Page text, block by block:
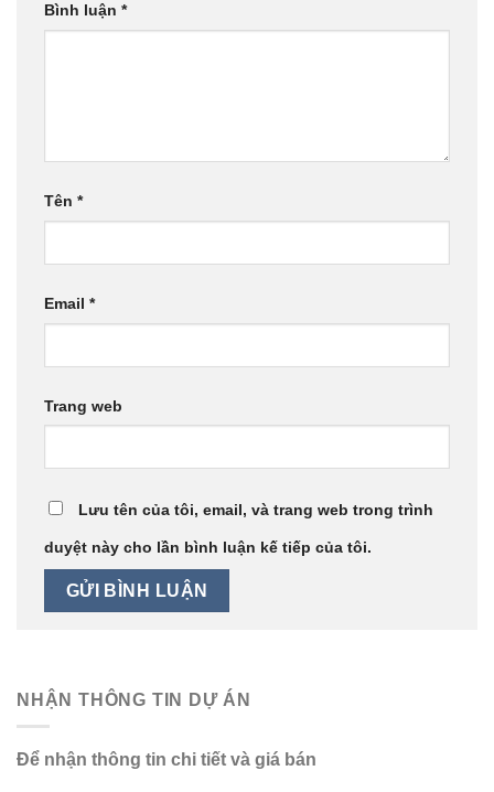
Bình luận *
Tên *
Email *
Trang web
Lưu tên của tôi, email, và trang web trong trình
duyệt này cho lần bình luận kế tiếp của tôi.
NHẬN THÔNG TIN DỰ ÁN
Để nhận thông tin chi tiết và giá bán